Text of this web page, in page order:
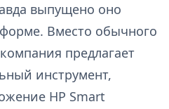
выпущено оно
Вместо обычного
предлагает
инструмент,
HP Smart